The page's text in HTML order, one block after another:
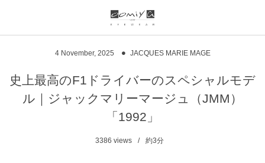
4 November, 2025 JACQUES MARIE MAGE
史上最高のF1ドライバーのスペシャルモデ
ル｜ジャックマリーマージュ（JMM）
「1992」
3386 views 約3分
999.9 feelsun
アイウェアサイト